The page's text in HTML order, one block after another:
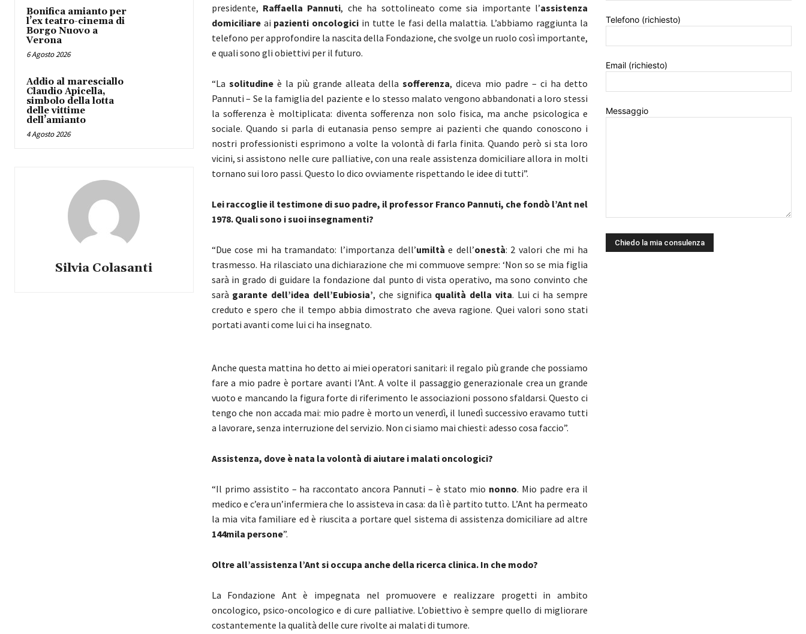
Bonifica amianto per
l’ex teatro-cinema di
Borgo Nuovo a
Verona
6 Agosto 2026
Addio al maresciallo
Claudio Apicella,
simbolo della lotta
delle vittime
dell’amianto
4 Agosto 2026
Silvia Colasanti
presidente, Raffaella Pannuti, che ha sottolineato come sia importante l’assistenza
domiciliareai pazienti oncologici in tutte le fasi della malattia. L’abbiamo raggiunta la
telefono per approfondire la nascita della Fondazione, che svolge un ruolo così importante,
e quali sono gli obiettivi per il futuro.
“La solitudineè la più grande alleata della sofferenza, diceva mio padre – ci ha detto
Pannuti – Se la famiglia del paziente e lo stesso malato vengono abbandonati a loro stessi
la sofferenza è moltiplicata: diventa sofferenza non solo fisica, ma anche psicologica e
sociale. Quando si parla di eutanasia penso sempre ai pazienti che quando conoscono i
nostri professionisti esprimono a volte la volontà di farla finita. Quando però si sta loro
vicini, si assistono nelle cure palliative, con una reale assistenza domiciliare allora in molti
tornano sui loro passi. Questo lo dico ovviamente rispettando le idee di tutti”.
Lei raccoglie il testimone di suo padre, il professor Franco Pannuti, che fondò l’Ant nel
1978. Quali sono i suoi insegnamenti?
“Due cose mi ha tramandato: l’importanza dell’umiltàe dell’onestà: 2 valori che mi ha
trasmesso. Ha rilasciato una dichiarazione che mi commuove sempre: ‘Non so se mia figlia
sarà in grado di guidare la fondazione dal punto di vista operativo, ma sono convinto che
sarà garante dell’idea dell’Eubiosia’, che significa qualità della vita. Lui ci ha sempre
creduto e spero che il tempo abbia dimostrato che aveva ragione. Quei valori sono stati
portati avanti come lui ci ha insegnato.
Anche questa mattina ho detto ai miei operatori sanitari: il regalo più grande che possiamo
fare a mio padre è portare avanti l’Ant. A volte il passaggio generazionale crea un grande
vuoto e mancando la figura forte di riferimento le associazioni possono sfaldarsi. Questo ci
tengo che non accada mai: mio padre è morto un venerdì, il lunedì successivo eravamo tutti
a lavorare, senza interruzione del servizio. Non ci siamo mai chiesti: adesso cosa faccio”.
Assistenza, dove è nata la volontà di aiutare i malati oncologici?
“Il primo assistito – ha raccontato ancora Pannuti – è stato mio nonno. Mio padre era il
medico e c’era un’infermiera che lo assisteva in casa: da lì è partito tutto. L’Ant ha permeato
la mia vita familiare ed è riuscita a portare quel sistema di assistenza domiciliare ad altre
144mila persone”.
Oltre all’assistenza l’Ant si occupa anche della ricerca clinica. In che modo?
La Fondazione Ant è impegnata nel promuovere e realizzare progetti in ambito
oncologico, psico-oncologico e di cure palliative. L’obiettivo è sempre quello di migliorare
costantemente la qualità delle cure rivolte ai malati di tumore.
Telefono (richiesto)
Email (richiesto)
Messaggio